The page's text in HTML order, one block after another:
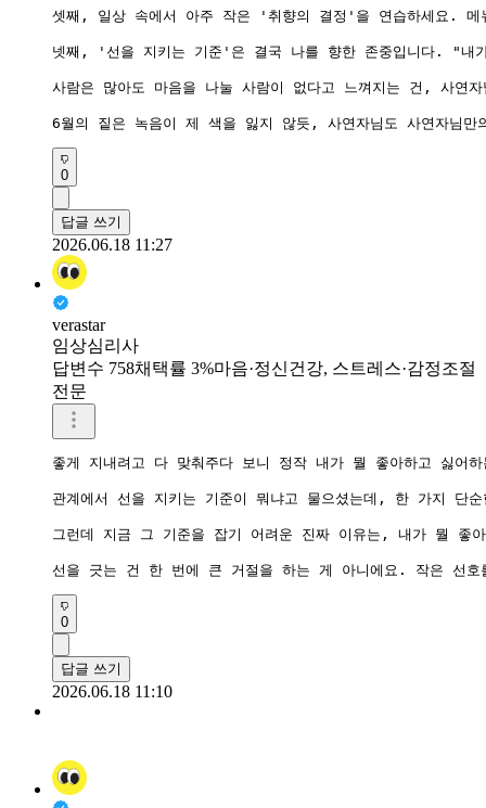
셋째, 일상 속에서 아주 작은 '취향의 결정'을 연습하세요. 메
넷째, '선을 지키는 기준'은 결국 나를 향한 존중입니다. "내
사람은 많아도 마음을 나눌 사람이 없다고 느껴지는 건, 사연
6월의 짙은 녹음이 제 색을 잃지 않듯, 사연자님도 사연자님
0
답글 쓰기
2026.06.18 11:27
verastar
임상심리사
답변수 758채택률 3%마음·정신건강, 스트레스·감정조절
전문
좋게 지내려고 다 맞춰주다 보니 정작 내가 뭘 좋아하고 싫어
관계에서 선을 지키는 기준이 뭐냐고 물으셨는데, 한 가지 단
그런데 지금 그 기준을 잡기 어려운 진짜 이유는, 내가 뭘 좋
선을 긋는 건 한 번에 큰 거절을 하는 게 아니에요. 작은 선호
0
답글 쓰기
2026.06.18 11:10